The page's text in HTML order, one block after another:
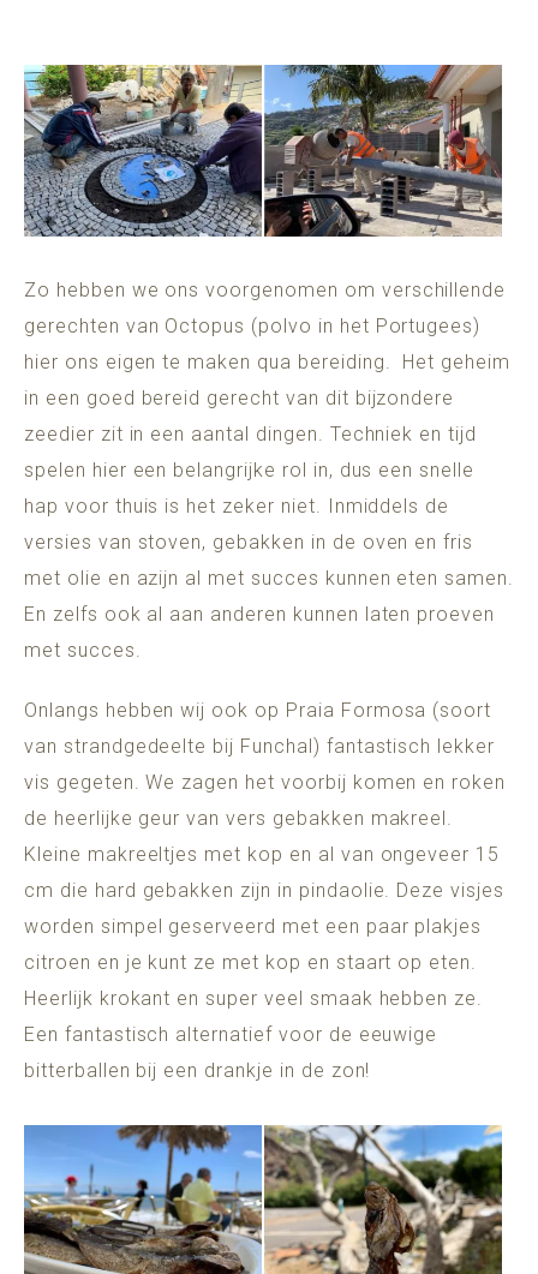
Zo hebben we ons voorgenomen om verschillende
gerechten van Octopus (polvo in het Portugees)
hier ons eigen te maken qua bereiding. Het geheim
in een goed bereid gerecht van dit bijzondere
zeedier zit in een aantal dingen. Techniek en tijd
spelen hier een belangrijke rol in, dus een snelle
hap voor thuis is het zeker niet. Inmiddels de
versies van stoven, gebakken in de oven en fris
met olie en azijn al met succes kunnen eten samen.
En zelfs ook al aan anderen kunnen laten proeven
met succes.
Onlangs hebben wij ook op Praia Formosa (soort
van strandgedeelte bij Funchal) fantastisch lekker
vis gegeten. We zagen het voorbij komen en roken
de heerlijke geur van vers gebakken makreel.
Kleine makreeltjes met kop en al van ongeveer 15
cm die hard gebakken zijn in pindaolie. Deze visjes
worden simpel geserveerd met een paar plakjes
citroen en je kunt ze met kop en staart op eten.
Heerlijk krokant en super veel smaak hebben ze.
Een fantastisch alternatief voor de eeuwige
bitterballen bij een drankje in de zon!